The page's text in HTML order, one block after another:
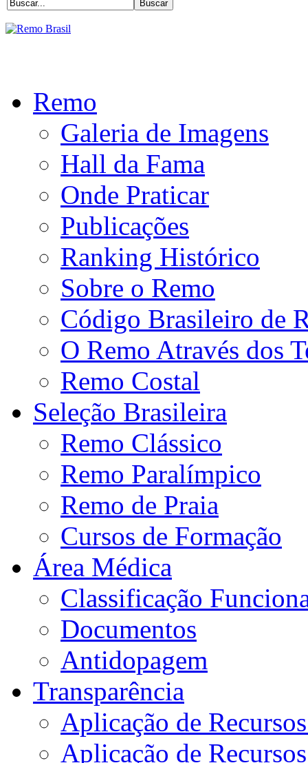
Remo
Galeria de Imagens
Hall da Fama
Onde Praticar
Publicações
Ranking Histórico
Sobre o Remo
Código Brasileiro de
O Remo Através dos
Remo Costal
Seleção Brasileira
Remo Clássico
Remo Paralímpico
Remo de Praia
Cursos de Formação
Área Médica
Classificação
Documentos
Antidopagem
Transparência
Aplicação de
Aplicação de